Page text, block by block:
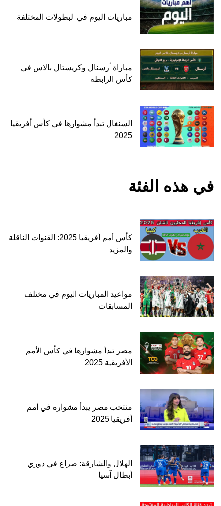
مباريات اليوم في البطولات المختلفة
مباراة أرسنال وكريستال بالاس في
كأس الرابطة
السنغال تبدأ مشوارها في كأس أفريقيا
2025
في هذه الفئة
كأس أمم أفريقيا 2025: القنوات الناقلة
والمزيد
مواعيد المباريات اليوم في مختلف
المسابقات
مصر تبدأ مشوارها في كأس الأمم
الأفريقية 2025
منتخب مصر يبدأ مشواره في أمم
أفريقيا 2025
الهلال والشارقة: صراع في دوري
أبطال آسيا